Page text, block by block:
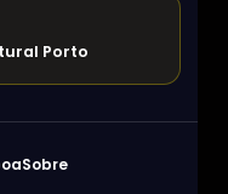
Porto
Sobre